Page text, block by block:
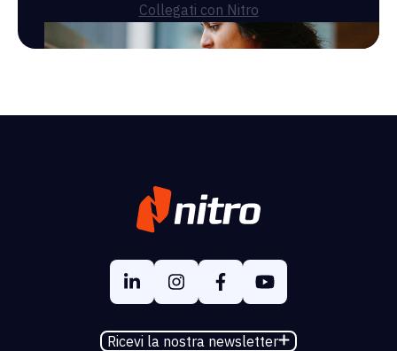
Collegati con Nitro
Ricevi la nostra newsletter